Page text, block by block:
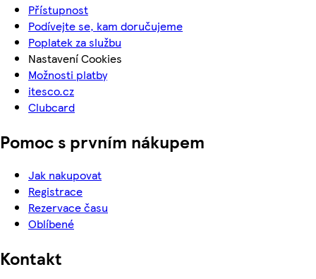
Přístupnost
Podívejte se, kam doručujeme
Poplatek za službu
Nastavení Cookies
Možnosti platby
itesco.cz
Clubcard
Pomoc s prvním nákupem
Jak nakupovat
Registrace
Rezervace času
Oblíbené
Kontakt